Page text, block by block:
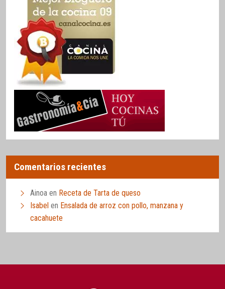
Comentarios recientes
Ainoa en Receta de Tarta de queso
Isabel en Ensalada de arroz con pollo, manzana y
cacahuete